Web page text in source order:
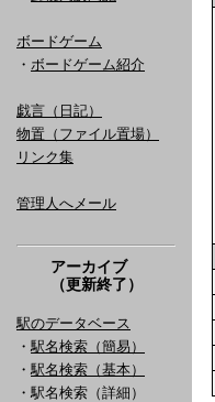
ボードゲーム
・ ボードゲーム紹介
戯言（日記）
物置（ファイル置場）
リンク集
管理人へメール
アーカイブ
（更新終了）
駅のデータベース
・ 駅名検索（簡易）
・ 駅名検索（基本）
・駅名検索（詳細）